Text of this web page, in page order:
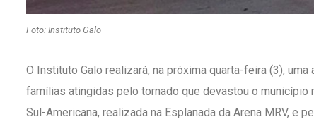
Foto: Instituto Galo
O Instituto Galo realizará, na próxima quarta-feira (3),
famílias atingidas pelo tornado que devastou o
Sul-Americana, realizada na Esplanada da Arena MRV, e